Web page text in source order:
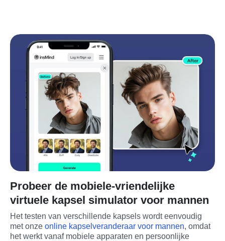
Probeer de mobiele-vriendelijke
virtuele kapsel simulator voor mannen
Het testen van verschillende kapsels wordt eenvoudig
met onze online kapselveranderaar voor mannen, omdat
het werkt vanaf mobiele apparaten en persoonlijke